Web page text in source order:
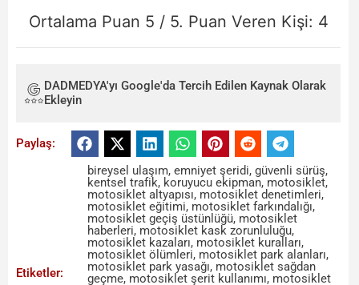
Ortalama Puan 5 / 5. Puan Veren Kişi: 4
DADMEDYA'yı Google'da Tercih Edilen Kaynak Olarak
Ekleyin
Paylaş:
Etiketler:
bireysel ulaşım,emniyet şeridi,güvenli sürüş,
kentsel trafik, koruyucu ekipman, motosiklet,
motosiklet altyapısı, motosiklet denetimleri,
motosiklet eğitimi, motosiklet farkındalığı,
motosiklet geçiş üstünlüğü, motosiklet
haberleri, motosiklet kask zorunluluğu,
motosiklet kazaları, motosiklet kuralları,
motosiklet ölümleri, motosiklet park alanları,
motosiklet park yasağı, motosiklet sağdan
geçme, motosiklet şerit kullanımı, motosiklet